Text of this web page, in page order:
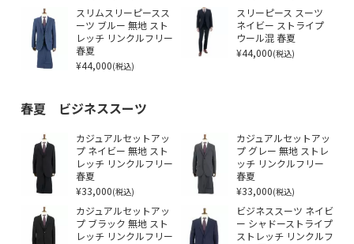
スリムスリーピースス
ーツ ブルー 無地 スト
レッチ リンクルフリー
春夏
¥44,000(税込)
スリーピース スーツ
ネイビー ストライプ
ウール混 春夏
¥44,000(税込)
春夏 ビジネススーツ
カジュアルセットアッ
プ ネイビー 無地 スト
レッチ リンクルフリー
春夏
¥33,000(税込)
カジュアルセットアッ
プ グレー 無地 ストレ
ッチ リンクルフリー
春夏
¥33,000(税込)
カジュアルセットアッ
プ ブラック 無地 スト
レッチ リンクルフリー
ビジネススーツ ネイビ
ー シャドーストライプ
ストレッチ リンクルフ